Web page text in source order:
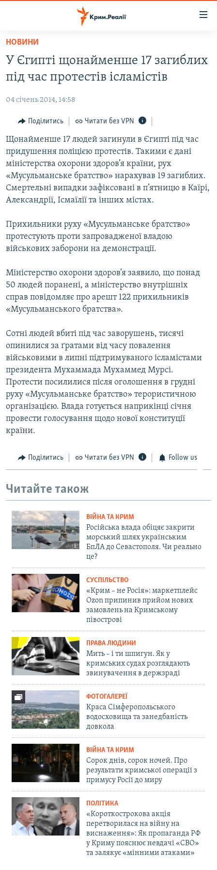
Перейти
основного
матеріалу
до
навігації
Перейти
до
пошуку
ВІДЕО ТА ФОТО
ПОЛІТИКА
БЛОГИ
ПОГЛЯД
ІНТЕРВ'Ю
ВСЕ ЗА ДЕНЬ
СПЕЦПРОЕКТИ
ВІДЕОУРОКИ «ELIFBE»
СВІДЧЕННЯ ОКУПАЦІЇ
ІНФОГРАФІКА
Русский
Qırımtatar
ДОЛУЧАЙСЯ!
НОВИНИ
У Єгипті щонайменше 17 загиблих
під час протестів ісламістів
04 січень 2014, 14:58
Поділитись Читати без VPN
Щонайменше 17 людей загинули в Єгипті під час
придушення поліцією протестів. Такими є дані
міністерства охорони здоров’я країни, рух
«Мусульманське братство» нарахував 19 загиблих.
Смертельні випадки зафіксовані в п’ятницю в Каїрі,
Александрії, Ісмаїлії та інших містах.
Прихильники руху «Мусульманське братство»
протестують проти запровадженої владою
військових заборони на демонстрації.
Міністерство охорони здоров’я заявило, що понад
50 людей поранені, а міністерство внутрішніх
справ повідомляє про арешт 122 прихильників
«Мусульманського братства».
Сотні людей вбиті під час заворушень, тисячі
опинилися за ґратами від часу повалення
військовими в липні підтримуваного ісламістами
президента Мухаммада Мухаммед Мурсі.
Протести посилилися після оголошення в грудні
руху «Мусульманське братство» терористичною
організацією. Влада готується наприкінці січня
провести голосування щодо нової конституції
країни.
Поділитись Читати без VPN Follow us
Читайте також
ВІЙНА ТА КРИМ
Російська влада обіцяє закрити
морський шлях українським
БпЛА до Севастополя. Чи реально
це?
СУСПІЛЬСТВО
«Крим – не Росія»: маркетплейс
Ozon припинив прийом нових
замовлень на Кримському
півострові
ПРАВА ЛЮДИНИ
Мить – і ти шпигун. Як у
кримських судах розглядають
звинувачення в держзраді
ФОТОГАЛЕРЕЇ
Краса Сімферопольського
водосховища та занедбаність
довкола
ВІЙНА ТА КРИМ
Сорок днів, сорок ночей. Про
результати кримської операції з
примусу Росії до миру
ПОЛІТИКА
«Короткострокова акція
перетворилася на війну на
виснаження»: Як пропаганда РФ
у Криму пояснює невдачі «СВО»
та залякує «мінними атаками»